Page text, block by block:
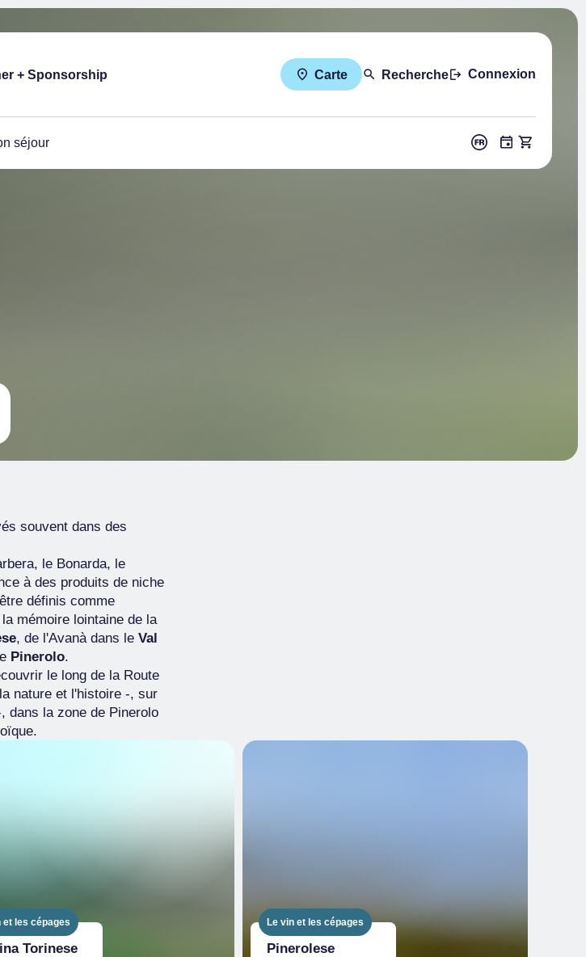
+ Sponsorship Carte Recherche Connexion
séjour
souvent dans des
le Bonarda, le
à des produits de niche
définis comme
mémoire lointaine de la
, de l'Avanà dans le Val
Pinerolo.
le long de la Route
nature et l'histoire -, sur
dans la zone de Pinerolo
et les cépages
Torinese
Le vin et les cépages
Pinerolese